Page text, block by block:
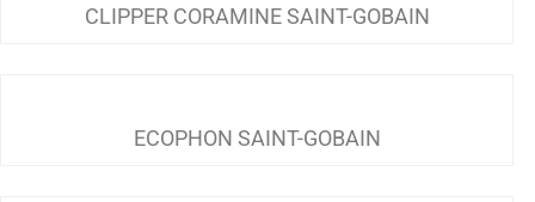
CLIPPER CORAMINE SAINT-GOBAIN
ECOPHON SAINT-GOBAIN